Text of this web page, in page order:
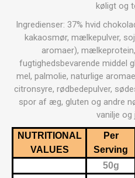
køligt og
Ingredienser: 37% hvid
kakaosmør, mælkepulver,
aromaer),
fugtighedsbevarende middel
mel, palmolie, naturlige
citronsyre, rødbedepulver,
spor af æg, gluten og andre
vanilje
NUTRITIONAL
VALUES
Per
Serving
50g